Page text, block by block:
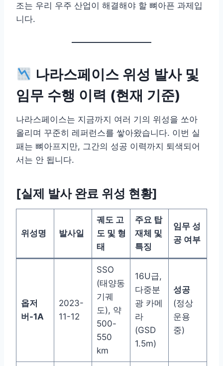
조는 우리 우주 산업이 해결해야 할 뼈아픈 과제입
니다.
나라스페이스 위성 발사 및
임무 수행 이력 (현재 기준)
나라스페이스는 지금까지 여러 기의 위성을 쏘아
올리며 꾸준히 레퍼런스를 쌓아왔습니다. 이번 실
패는 뼈아프지만, 그간의 성공 이력까지 퇴색되어
서는 안 됩니다.
[실제 발사 완료 위성 현황]
위성명 발사일
궤도 고
도 및 형
태
주요 탑
재체 및
특징
임무 성
공 여부
옵저
버-1A
2023-
11-12
SSO
(태양동
기궤
도), 약
500-
550
km
16U급,
다중분
광 카메
라
(GSD
1.5m)
성공
(정상
운용
중)